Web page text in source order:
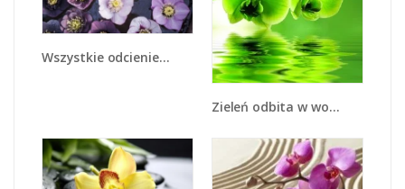
Wszystkie odcienie fioletu w kwiatach - K876
Zieleń odbita w wodzie - K661